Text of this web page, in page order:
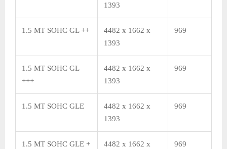
1393
1.5 MT SOHC GL ++
4482 x 1662 x
1393
969
1.5 MT SOHC GL
+++
4482 x 1662 x
1393
969
1.5 MT SOHC GLE
4482 x 1662 x
1393
969
1.5 MT SOHC GLE +
4482 x 1662 x
969